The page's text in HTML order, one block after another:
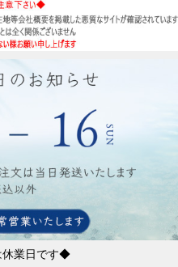
業日です◆